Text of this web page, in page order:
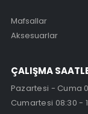
Mafsallar
Aksesuarlar
ÇALIŞMA
Pazartesi - Cuma
Cumartesi 08:30 -